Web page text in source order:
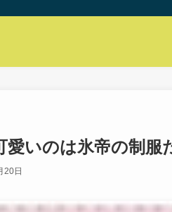
愛いのは氷帝の制服
20日